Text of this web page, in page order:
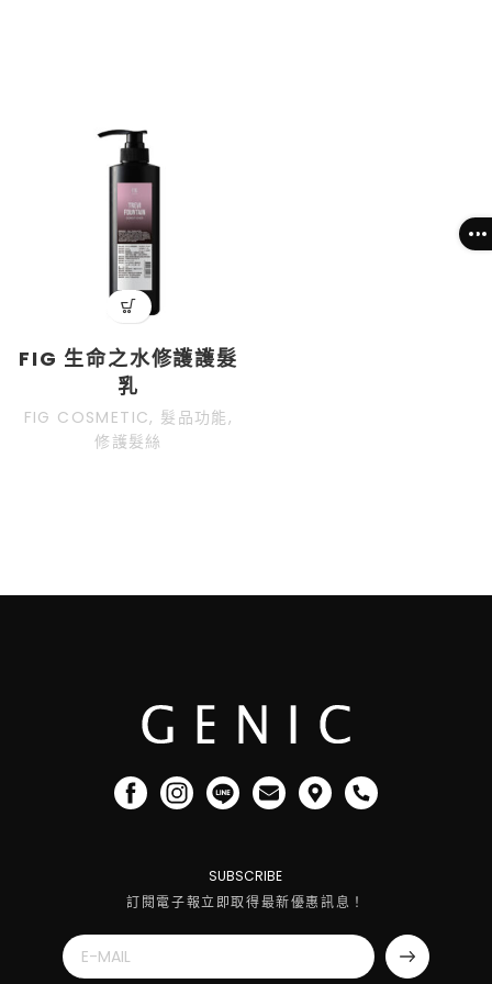
FIG 生命之水修護護髮
乳
FIG COSMETIC, 髮品功能,
修護髮絲
SUBSCRIBE
訂閱電子報立即取得最新優惠訊息！